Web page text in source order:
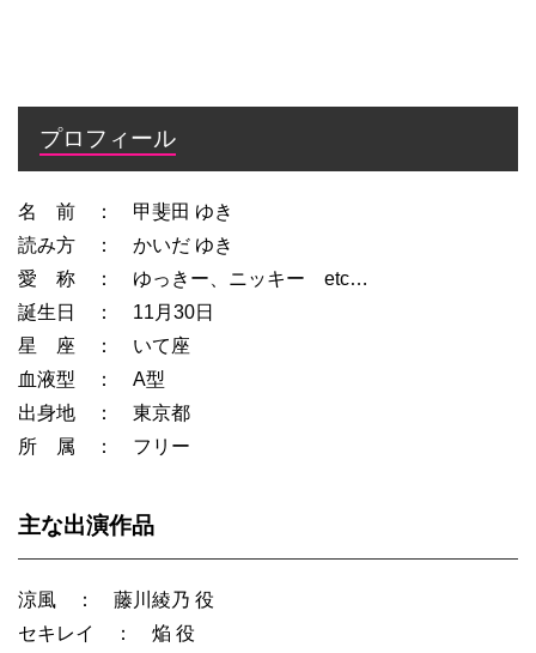
プロフィール
名 前 ： 甲斐田 ゆき
読み方 ： かいだ ゆき
愛 称 ： ゆっきー、ニッキー etc…
誕生日 ： 11月30日
星 座 ： いて座
血液型 ： A型
出身地 ： 東京都
所 属 ： フリー
主な出演作品
涼風 ： 藤川綾乃 役
セキレイ ： 焔 役